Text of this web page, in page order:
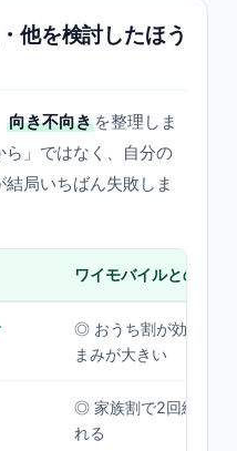
他を検討したほう
向き不向き を整理しま
」ではなく、自分の
局いちばん失敗しま
ワイモバイルとの相性
◎ おうち割が効き、料
まみが大きい
◎ 家族割で2回線目以
れる